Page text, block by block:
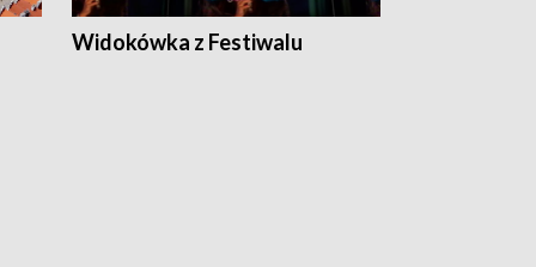
Widokówka z Festiwalu